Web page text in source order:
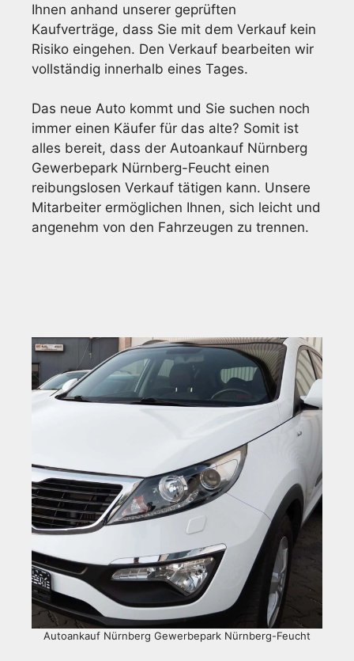
Ihnen anhand unserer geprüften
Kaufverträge, dass Sie mit dem Verkauf kein
Risiko eingehen. Den Verkauf bearbeiten wir
vollständig innerhalb eines Tages.
Das neue Auto kommt und Sie suchen noch
immer einen Käufer für das alte? Somit ist
alles bereit, dass der Autoankauf Nürnberg
Gewerbepark Nürnberg-Feucht einen
reibungslosen Verkauf tätigen kann. Unsere
Mitarbeiter ermöglichen Ihnen, sich leicht und
angenehm von den Fahrzeugen zu trennen.
Autoankauf Nürnberg Gewerbepark Nürnberg-Feucht